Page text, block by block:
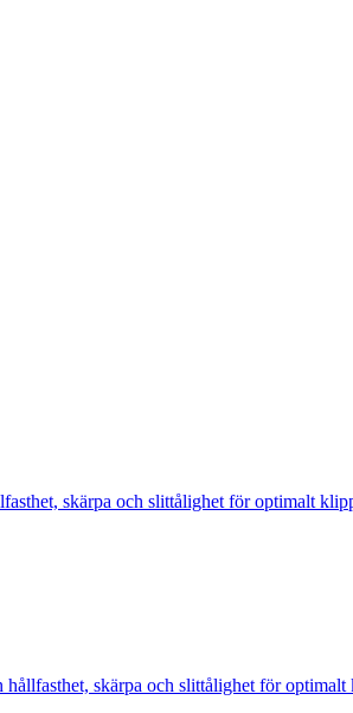
skärpa och slittålighet för optimalt
skärpa och slittålighet för optimalt